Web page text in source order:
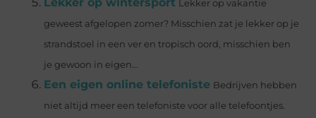
Lekker op vakantie
geweest afgelopen zomer? Misschien zat je lekker op je
strandstoel in een ver en tropisch oord, misschien ben
je gewoon in eigen...
Een eigen online telefoniste Bedrijven hebben
niet altijd meer een telefoniste voor alle telefoontjes.